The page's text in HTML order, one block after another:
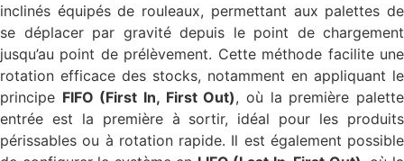
inclinés équipés de rouleaux, permettant aux palettes de
se déplacer par gravité depuis le point de chargement
jusqu’au point de prélèvement. Cette méthode facilite une
rotation efficace des stocks, notamment en appliquant le
principe FIFO (First In, First Out), où la première palette
entrée est la première à sortir, idéal pour les produits
périssables ou à rotation rapide. Il est également possible